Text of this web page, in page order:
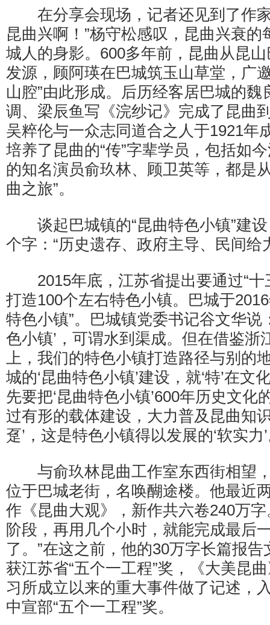
在分享会现场，记者还见到了作家
昆曲兴啊！”杨守松感叹，昆曲兴衰
城人的身影。600多年前，昆曲从昆
发源，顾阿瑛在巴城筑玉山草堂，广
山腔”由此形成。后历经客居巴城的
调、梁辰鱼写《浣纱记》完成了昆曲
吴粹伦与一众志同道合之人于1921年
培养了昆曲的“传”字辈学员，包括如
的知名演员俞玖林、顾卫英等，都是
曲之旅”。
谈起巴城镇的“昆曲特色小镇”建设
个字：“历史遗存、政府主导、民间给
2015年底，江苏省提出要通过“十
打造100个左右特色小镇。巴城于
特色小镇”。巴城镇党委书记谷文华说
色小镇’，可谓水到渠成。但在借鉴浙
上，我们的特色小镇打造路径与别的
城的‘昆曲特色小镇’建设，就‘特’在文
先要把‘昆曲特色小镇’600年历史文化
过有形的载体建设，大力普及昆曲知
趸’，这是特色小镇得以发展的‘软实力’
与俞玖林昆曲工作室东西街相望
位于巴城老街，名唤醐途楼。他最近
作《昆曲大观》，新作共六卷240万
阶段，再用几个小时，就能完成最后
了。”在这之前，他的30万字长篇报
获江苏省“五个一工程”奖，《大美昆
习所成立以来的重大事件做了记述，
中宣部“五个一工程”奖。